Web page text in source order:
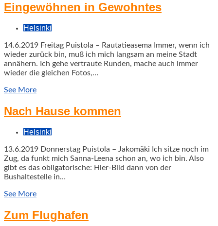
Eingewöhnen in Gewohntes
Helsinki
14.6.2019 Freitag Puistola – Rautatieasema Immer, wenn ich
wieder zurück bin, muß ich mich langsam an meine Stadt
annähern. Ich gehe vertraute Runden, mache auch immer
wieder die gleichen Fotos,…
See More
Nach Hause kommen
Helsinki
13.6.2019 Donnerstag Puistola – Jakomäki Ich sitze noch im
Zug, da funkt mich Sanna-Leena schon an, wo ich bin. Also
gibt es das obligatorische: Hier-Bild dann von der
Bushaltestelle in…
See More
Zum Flughafen